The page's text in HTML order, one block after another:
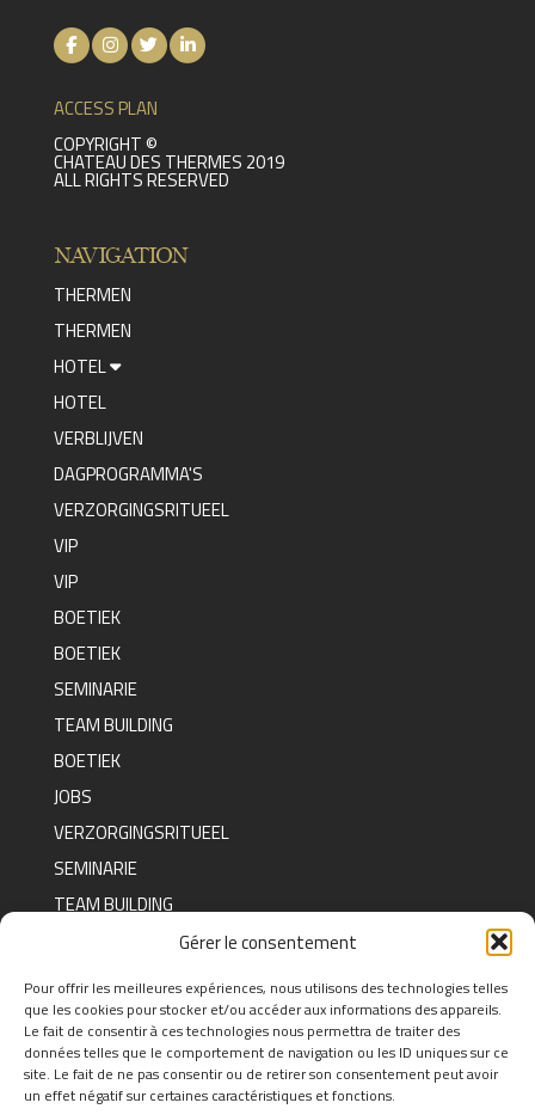
Gérer le consentement
Pour offrir les meilleures expériences, nous utilisons des technologies telles
que les cookies pour stocker et/ou accéder aux informations des appareils.
Le fait de consentir à ces technologies nous permettra de traiter des
données telles que le comportement de navigation ou les ID uniques sur ce
site. Le fait de ne pas consentir ou de retirer son consentement peut avoir
un effet négatif sur certaines caractéristiques et fonctions.
ACCESS PLAN
COPYRIGHT ©
CHATEAU DES THERMES 2019
ALL RIGHTS RESERVED
NAVIGATION
THERMEN
THERMEN
HOTEL
HOTEL
VERBLIJVEN
DAGPROGRAMMA'S
VERZORGINGSRITUEEL
VIP
VIP
BOETIEK
BOETIEK
SEMINARIE
TEAM BUILDING
BOETIEK
JOBS
VERZORGINGSRITUEEL
SEMINARIE
TEAM BUILDING
FAQ
FIND THE ANSWERS TO YOUR
QUESTIONS BY CLICKINGHERE